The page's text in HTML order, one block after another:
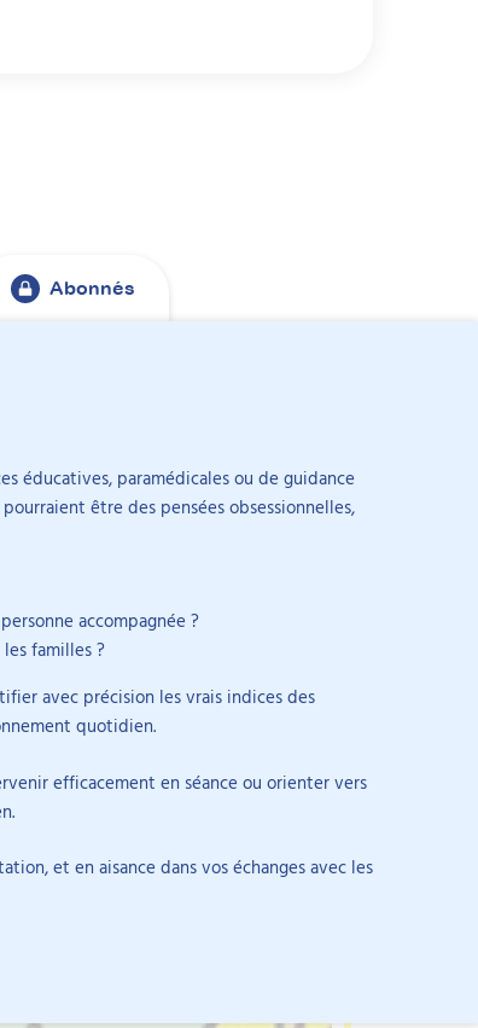
Abonnés
éducatives, paramédicales ou de guidance
être des pensées obsessionnelles,
accompagnée ?
familles ?
avec précision les vrais indices des
quotidien.
efficacement en séance ou orienter vers
et en aisance dans vos échanges avec les